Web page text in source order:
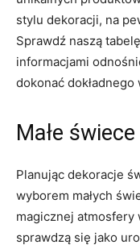
stylu ⁢dekoracji,‍ na
Sprawdź naszą
informacjami⁢
‍dokonać dokładnego
Małe
Planując ⁣dekoracje
⁢wyborem małych
magicznej atmosfery
sprawdzą ⁤się jako‍